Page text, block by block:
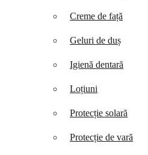
Creme de față
Geluri de duș
Igienă dentară
Loțiuni
Protecție solară
Protecție de vară